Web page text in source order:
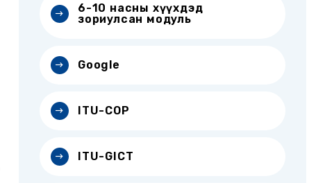
6-10 насны хүүхдэд
зориулсан модуль
Google
ITU-COP
ITU-GICT